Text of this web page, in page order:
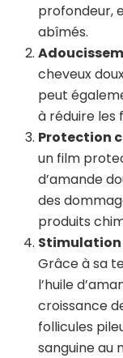
profondeur,
abîmés.
cheveux
peut
à réduire les
Protection
un film
d’amande
des
produits
Stimulation
Grâce à sa
l’huile
croissance
follicules
sanguine au